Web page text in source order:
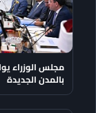
بالمدن الجديدة